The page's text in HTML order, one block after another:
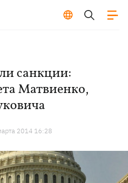
санкции:
Матвиенко,
2014 16:28